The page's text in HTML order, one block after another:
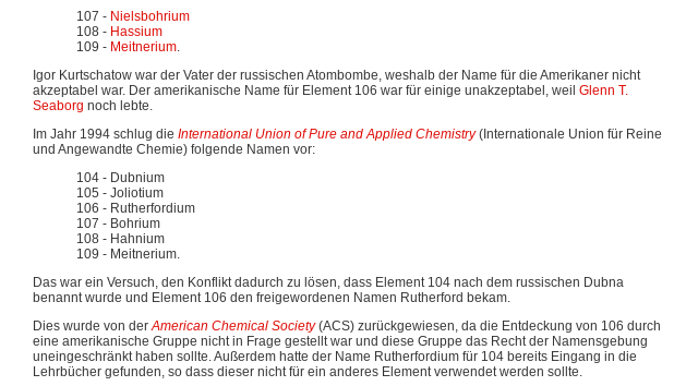
107 - Nielsbohrium
108 - Hassium
109 - Meitnerium.
Igor Kurtschatow war der Vater der russischen Atombombe, weshalb der Name für die Amerikaner nicht
akzeptabel war. Der amerikanische Name für Element 106 war für einige unakzeptabel, weil Glenn T.
Seaborg noch lebte.
Im Jahr 1994 schlug die International Union of Pure and Applied Chemistry(Internationale Union für Reine
und Angewandte Chemie) folgende Namen vor:
104 - Dubnium
105 - Joliotium
106 - Rutherfordium
107 - Bohrium
108 - Hahnium
109 - Meitnerium.
Das war ein Versuch, den Konflikt dadurch zu lösen, dass Element 104 nach dem russischen Dubna
benannt wurde und Element 106 den freigewordenen Namen Rutherford bekam.
Dies wurde von derAmerican Chemical Society(ACS) zurückgewiesen, da die Entdeckung von 106 durch
eine amerikanische Gruppe nicht in Frage gestellt war und diese Gruppe das Recht der Namensgebung
uneingeschränkt haben sollte. Außerdem hatte der Name Rutherfordium für 104 bereits Eingang in die
Lehrbücher gefunden, so dass dieser nicht für ein anderes Element verwendet werden sollte.